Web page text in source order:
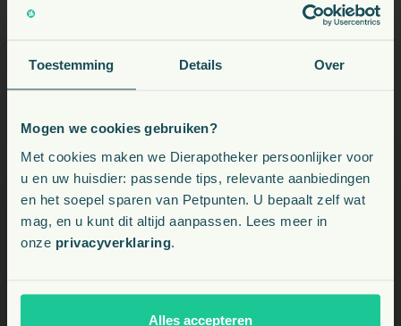
Toestemming Details Over
Mogen we cookies gebruiken?
Met cookies maken we Dierapotheker persoonlijker voor
u en uw huisdier: passende tips, relevante aanbiedingen
en het soepel sparen van Petpunten. U bepaalt zelf wat
mag, en u kunt dit altijd aanpassen. Lees meer in
onze privacyverklaring
Alles accepteren
: De band komt los als
verstikking wordt voorkomen.
Geurloos, zodat uw hond er geen last van heeft.
juiste bescherming
De Seresto vlooienbandis geschikt voor honden van
alle maten. Voor deSeresto grote hond
naast een normale halsband gedragen worden en kan
eenvoudig worden gereinigd met een vochtige doek als
Kies uw land:
BE